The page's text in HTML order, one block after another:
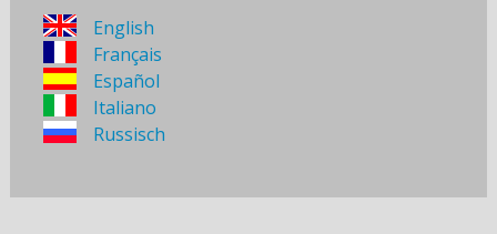
English
Français
Español
Italiano
Russisch